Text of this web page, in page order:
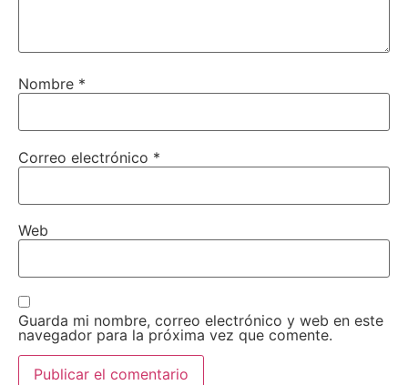
Nombre *
Correo electrónico *
Web
Guarda mi nombre, correo electrónico y web en este
navegador para la próxima vez que comente.